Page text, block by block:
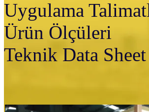
Uygulama
Ürün Ölçüleri
Teknik Data